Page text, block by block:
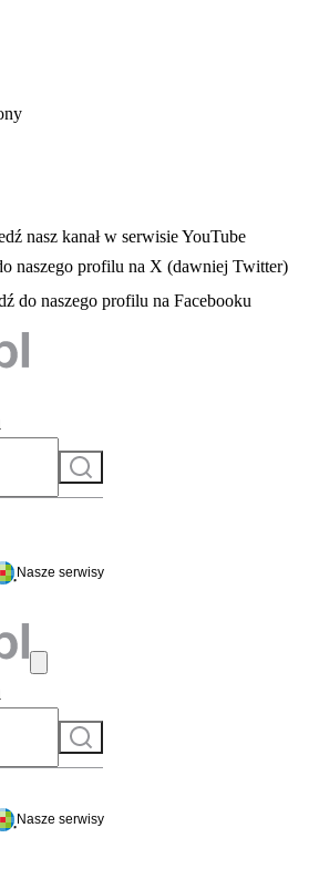
w nowej karcie
się w nowej karcie
nasz kanał w serwisie YouTube
karcie
naszego profilu na X (dawniej Twitter)
się w nowej karcie
do naszego profilu na Facebooku
Szukaj
do serwisu
Nasze serwisy
Szukaj
Nasze serwisy